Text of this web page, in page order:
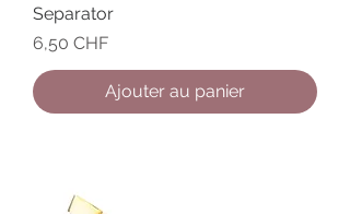
Separator
Prix
6,50 CHF
Ajouter au panier